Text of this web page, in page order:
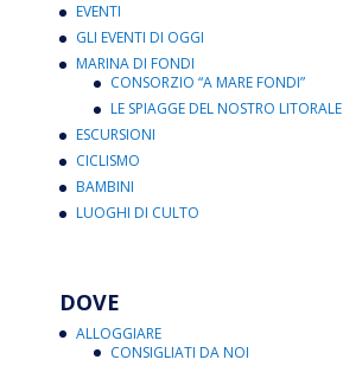
EVENTI
GLI EVENTI DI OGGI
MARINA DI FONDI
CONSORZIO “A MARE FONDI”
LE SPIAGGE DEL NOSTRO LITORALE
ESCURSIONI
CICLISMO
BAMBINI
LUOGHI DI CULTO
DOVE
ALLOGGIARE
CONSIGLIATI DA NOI